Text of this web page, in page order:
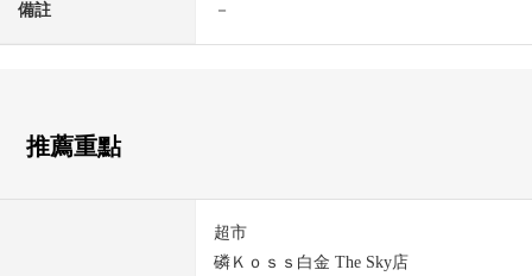
備註 －
推薦重點
超市
磷Ｋｏｓｓ白金 The Sky店